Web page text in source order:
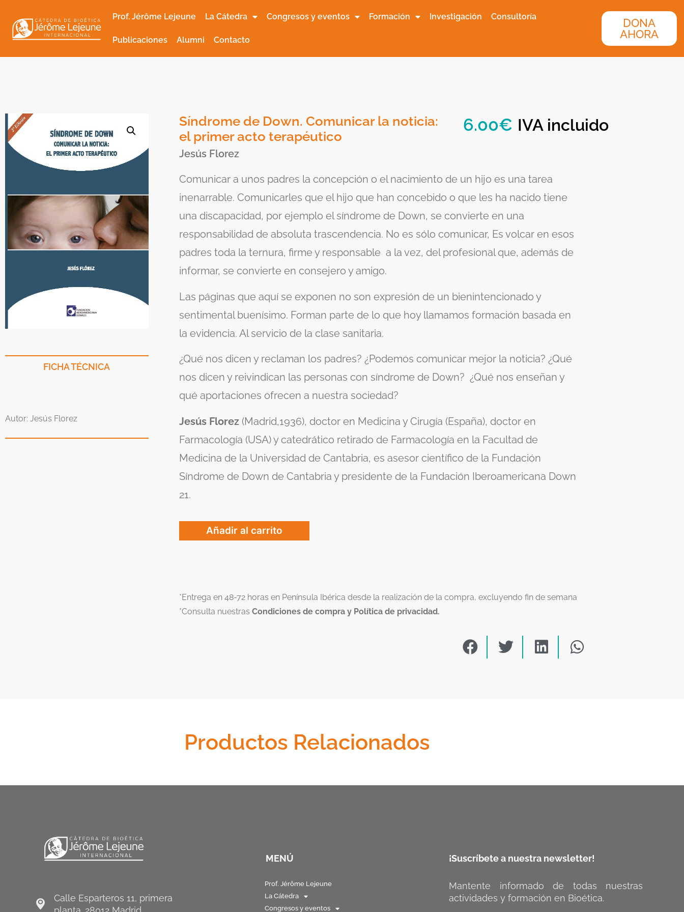
Prof. Jérôme Lejeune La Cátedra Congresos y eventos Formación Investigación Consultoría
Publicaciones Alumni Contacto
DONA
AHORA
FICHA TÉCNICA
Autor: Jesús Florez
Síndrome de Down. Comunicar la noticia:
el primer acto terapéutico
6.00€ IVA incluido
Jesús Florez
Comunicar a unos padres la concepción o el nacimiento de un hijo es una tarea
inenarrable. Comunicarles que el hijo que han concebido o que les ha nacido tiene
una discapacidad, por ejemplo el síndrome de Down, se convierte en una
responsabilidad de absoluta trascendencia. No es sólo comunicar, Es volcar en esos
padres toda la ternura, firme y responsable a la vez, del profesional que, además de
informar, se convierte en consejero y amigo.
Las páginas que aquí se exponen no son expresión de un bienintencionado y
sentimental buenísimo. Forman parte de lo que hoy llamamos formación basada en
la evidencia. Al servicio de la clase sanitaria.
¿Qué nos dicen y reclaman los padres? ¿Podemos comunicar mejor la noticia? ¿Qué
nos dicen y reivindican las personas con síndrome de Down? ¿Qué nos enseñan y
qué aportaciones ofrecen a nuestra sociedad?
Jesús Florez(Madrid,1936), doctor en Medicina y Cirugía (España), doctor en
Farmacología (USA) y catedrático retirado de Farmacología en la Facultad de
Medicina de la Universidad de Cantabria, es asesor científico de la Fundación
Síndrome de Down de Cantabria y presidente de la Fundación Iberoamericana Down
21.
Añadir al carrito
*Entrega en 48-72 horas en Península Ibérica desde la realización de la compra, excluyendo fin de semana
*Consulta nuestras Condiciones de compra y Política de privacidad.
Productos Relacionados
Calle Esparteros 11, primera
MENÚ
Prof. Jérôme Lejeune
La Cátedra
Congresos y eventos
¡Suscríbete a nuestra newsletter!
Mantente informado de todas nuestras
actividades y formación en Bioética.